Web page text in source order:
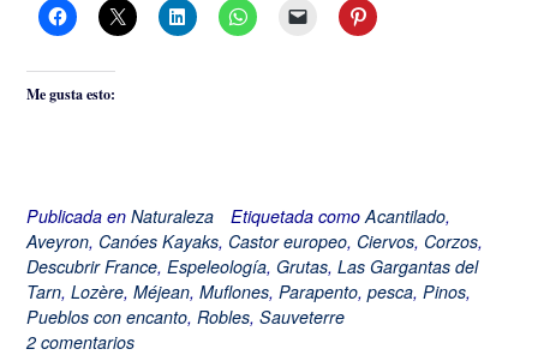
Me gusta esto:
Publicada en Naturaleza Etiquetada como Acantilado,
Aveyron, Canóes Kayaks, Castor europeo, Ciervos, Corzos,
Descubrir France, Espeleología, Grutas, Las Gargantas del
Tarn, Lozère, Méjean, Muflones, Parapento, pesca, Pinos,
Pueblos con encanto, Robles, Sauveterre
2 comentarios